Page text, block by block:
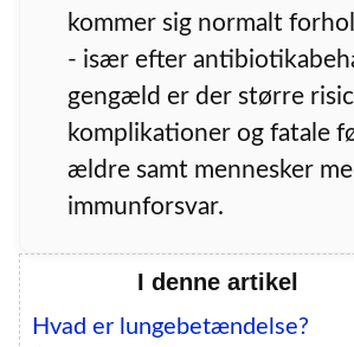
kommer sig normalt
- især efter
gengæld er der større
komplikationer og fatale
ældre samt mennesker
immunforsvar.
I denne artikel
Hvad er lungebetændelse?